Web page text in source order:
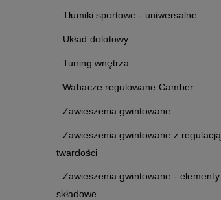
Tłumiki sportowe - uniwersalne
Układ dolotowy
Tuning wnętrza
Wahacze regulowane Camber
Zawieszenia gwintowane
Zawieszenia gwintowane z regulacją
twardości
Zawieszenia gwintowane - elementy
składowe